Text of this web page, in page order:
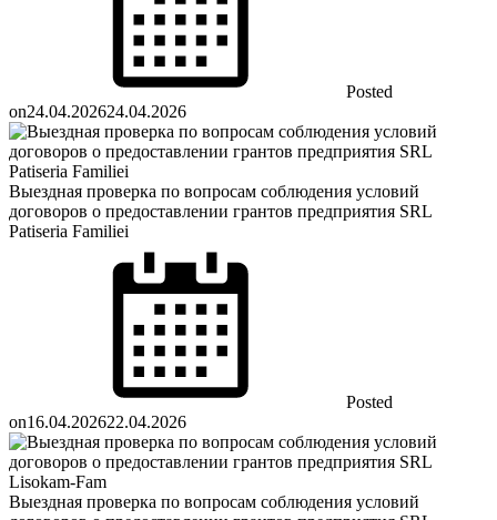
Posted
on24.04.202624.04.2026
Выездная проверка по вопросам соблюдения условий
договоров о предоставлении грантов предприятия SRL
Patiseria Familiei
Posted
on16.04.202622.04.2026
Выездная проверка по вопросам соблюдения условий